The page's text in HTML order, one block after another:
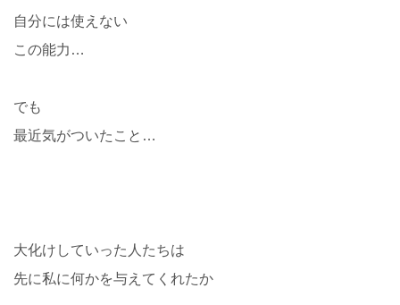
自分には使えない
この能力…
でも
最近気がついたこと…
大化けしていった人たちは
先に私に何かを与えてくれたか